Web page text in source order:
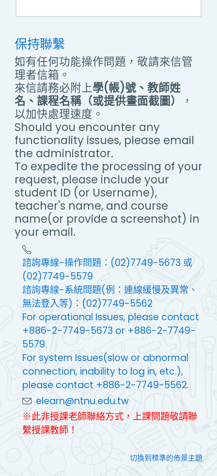
保持聯繫
如有任何功能操作問題，敬請來信管
理者信箱。
來信請務必附上學(帳)號、教師姓
名、課程名稱（或提供畫面截圖）
，
以加快處理速度。
Should you encounter any
functionality issues, please email
the administrator.
To expedite the processing of your
request, please include your
student ID (or Username),
teacher's name, and course
name(or provide a screenshot) in
your email.
諮詢專線-操作問題：(02)7749-5673 或
(02)7749-5579
諮詢專線-系統問題(例：連線緩慢及異常、
無法登入等)：(02)7749-5562
For operational Issues, please contact
+886-2-7749-5673 or +886-2-7749-
5579.
For system Issues(slow or abnormal
connection, inability to log in, etc.),
please contact +886-2-7749-5562.
elearn@ntnu.edu.tw
※此非授課老師聯絡方式，上課問題敬請聯
繫授課教師！
切換到標準的佈景主題